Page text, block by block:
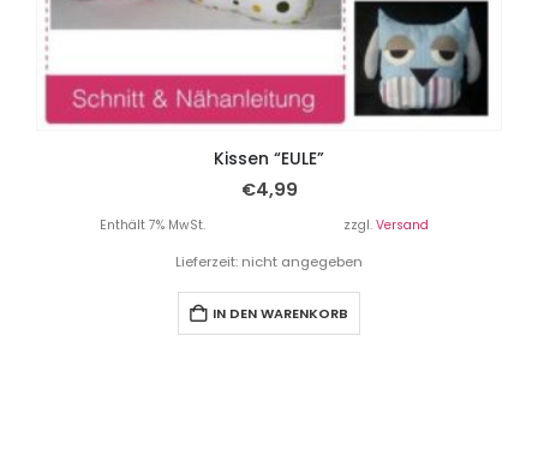
Kissen “EULE”
€4,99
Enthält 7% MwSt. zzgl. Versand
Lieferzeit: nicht angegeben
IN DEN WARENKORB